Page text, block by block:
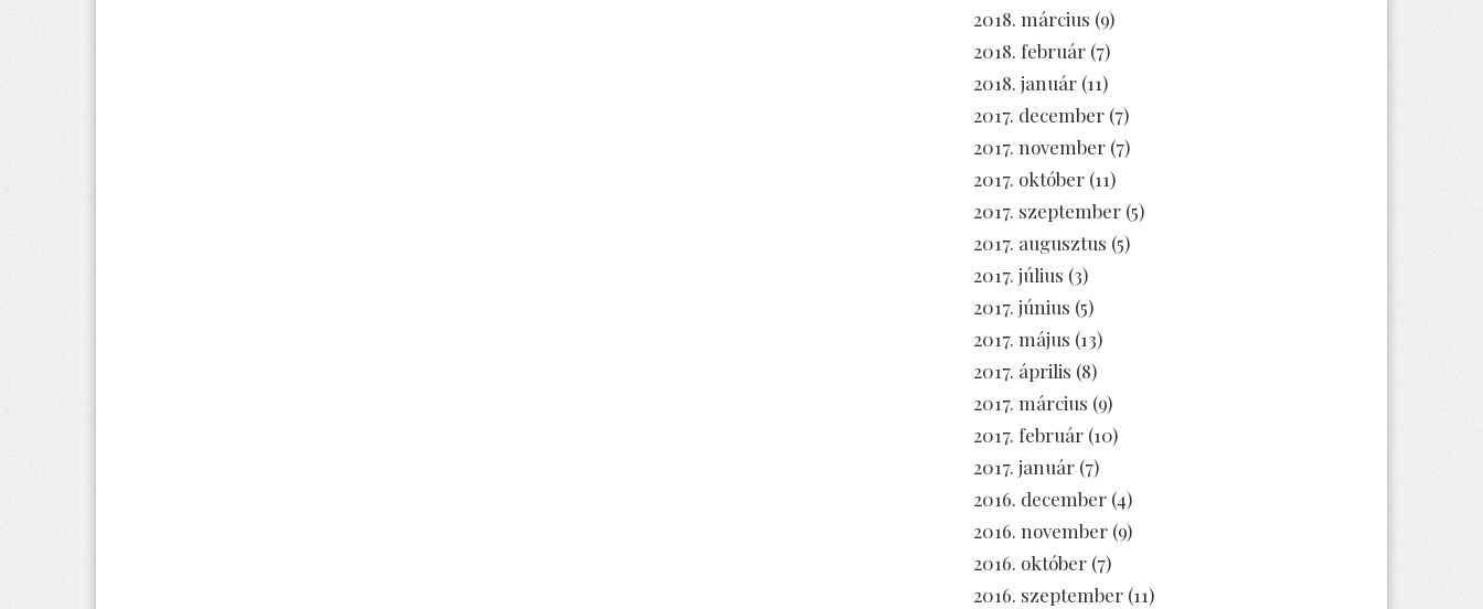
2018. március (9)
2018. február (7)
2018. január (11)
2017. december (7)
2017. november (7)
2017. október (11)
2017. szeptember (5)
2017. augusztus (5)
2017. július (3)
2017. június (5)
2017. május (13)
2017. április (8)
2017. március (9)
2017. február (10)
2017. január (7)
2016. december (4)
2016. november (9)
2016. október (7)
2016. szeptember (11)